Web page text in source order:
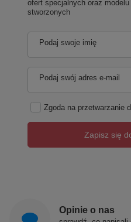
ofert specjalnych oraz
stworzonych
Podaj swoje imię
Podaj swój adres e-mail
Zgoda na przetwarzanie
Zapisz się
Opinie o nas